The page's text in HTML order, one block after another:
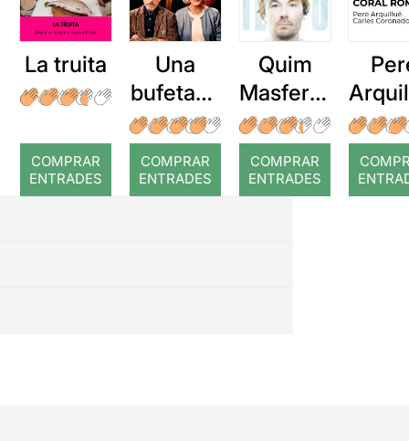
La truita
COMPRAR
ENTRADES
Una
bufetada
a temps
COMPRAR
ENTRADES
Quim
Masferre
r: Temps
COMPRAR
ENTRADES
: